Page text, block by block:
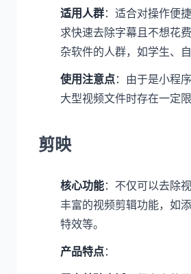
适用人群：适合对操作便
求快速去除字幕且不想花
杂软件的人群，如学生、自
使用注意点：由于是小程
大型视频文件时存在一定限
剪映
核心功能：不仅可以去除
丰富的视频剪辑功能，如
特效等。
产品特点：